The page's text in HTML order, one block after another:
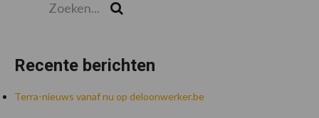
Recente berichten
Terra-nieuws vanaf nu op deloonwerker.be